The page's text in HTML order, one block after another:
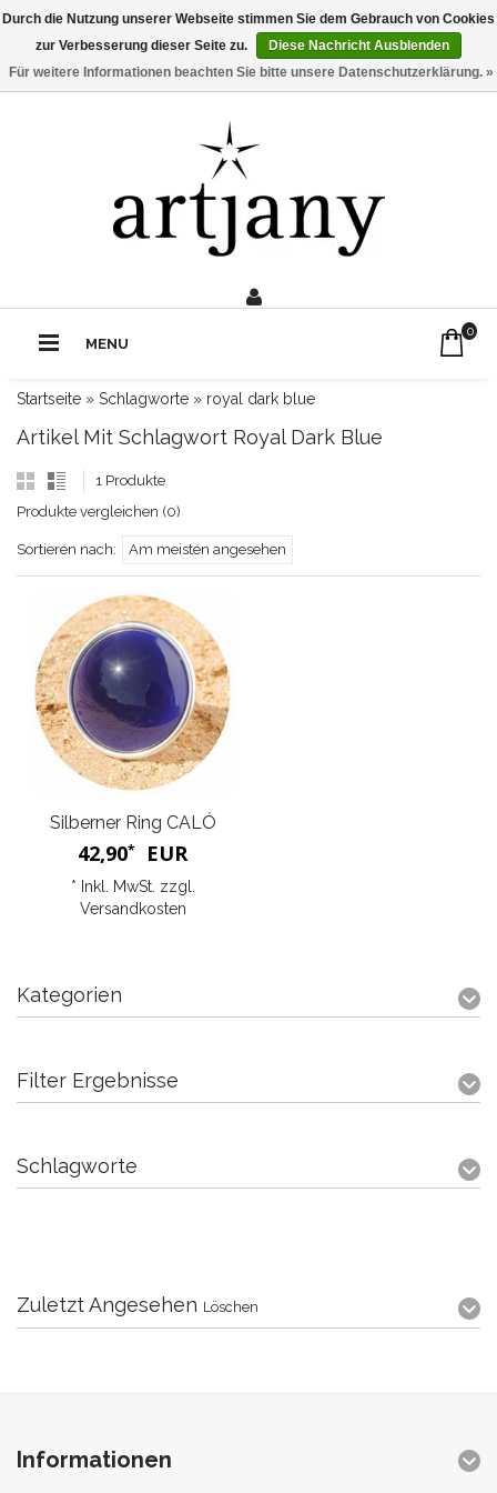
Rufe uns an:0211 - 210 310 2
MENU
0
Startseite » Schlagworte » royal dark blue
Artikel Mit Schlagwort Royal Dark Blue
1 Produkte
Produkte vergleichen (0)
Sortieren nach: Am meisten angesehen
Silberner Ring CALÓ
42,90* EUR
* Inkl. MwSt. zzgl.
Versandkosten
Kategorien
Filter Ergebnisse
Schlagworte
Zuletzt Angesehen Löschen
Informationen
Durch die Nutzung unserer Webseite stimmen Sie dem Gebrauch von Cookies
zur Verbesserung dieser Seite zu.
Diese Nachricht Ausblenden
Für weitere Informationen beachten Sie bitte unsere Datenschutzerklärung. »